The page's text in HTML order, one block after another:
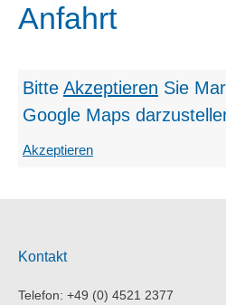
Anfahrt
Bitte Akzeptieren Sie
Google Maps
Akzeptieren
Kontakt
Telefon: +49 (0) 4521 2377